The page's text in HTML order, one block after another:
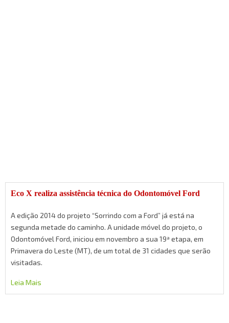
Eco X realiza assistência técnica do Odontomóvel Ford
A edição 2014 do projeto “Sorrindo com a Ford” já está na
segunda metade do caminho. A unidade móvel do projeto, o
Odontomóvel Ford, iniciou em novembro a sua 19ª etapa, em
Primavera do Leste (MT), de um total de 31 cidades que serão
visitadas.
Leia Mais